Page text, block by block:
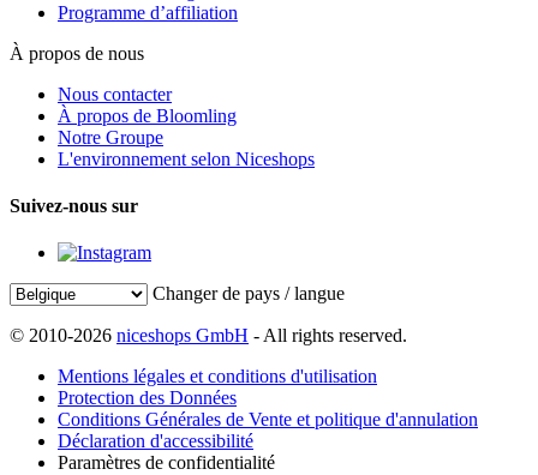
Programme d’affiliation
À propos de nous
Nous contacter
À propos de Bloomling
Notre Groupe
L'environnement selon Niceshops
Suivez-nous sur
Changer de pays / langue
© 2010-2026 niceshops GmbH - All rights reserved.
Mentions légales et conditions d'utilisation
Protection des Données
Conditions Générales de Vente et politique d'annulation
Déclaration d'accessibilité
Paramètres de confidentialité